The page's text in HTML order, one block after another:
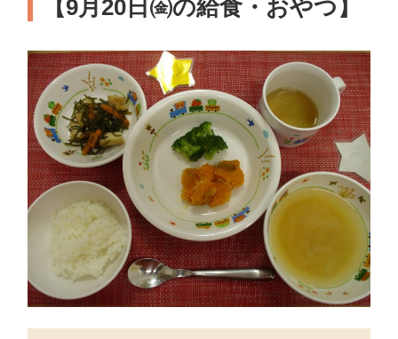
【9月20日㈮の給食・おやつ】